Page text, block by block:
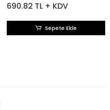
690.82 TL + KDV
Sepete Ekle